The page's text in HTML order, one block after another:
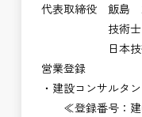
代表取締役 飯島
技術士（建
日本技術士
営業登録
・建設コンサルタ
≪登録番号：建